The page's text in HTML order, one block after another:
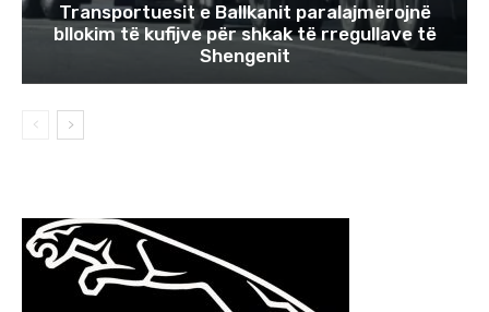
Transportuesit e Ballkanit paralajmërojnë
bllokim të kufijve për shkak të rregullave të
Shengenit